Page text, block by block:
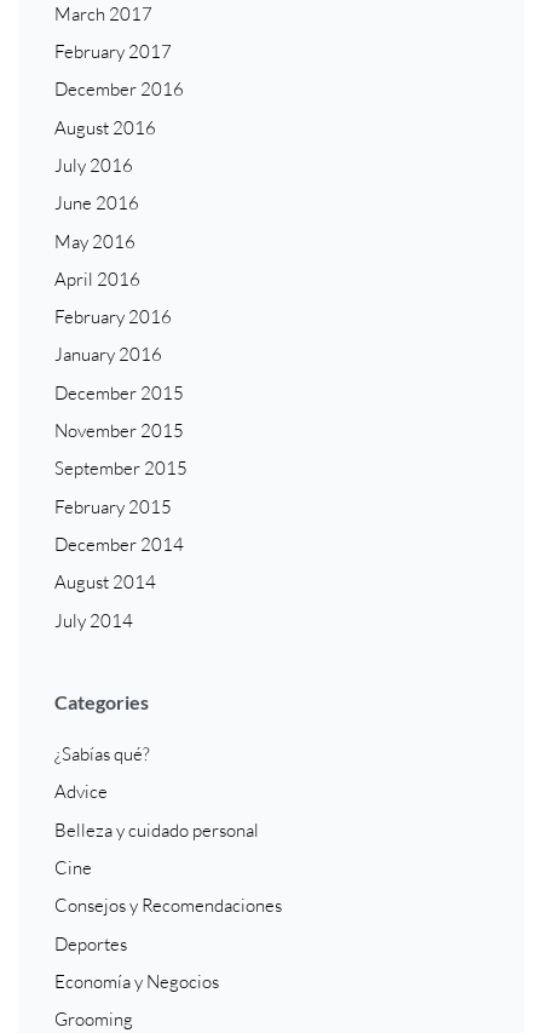
March 2017
February 2017
December 2016
August 2016
July 2016
June 2016
May 2016
April 2016
February 2016
January 2016
December 2015
November 2015
September 2015
February 2015
December 2014
August 2014
July 2014
Categories
¿Sabías qué?
Advice
Belleza y cuidado personal
Cine
Consejos y Recomendaciones
Deportes
Economía y Negocios
Grooming